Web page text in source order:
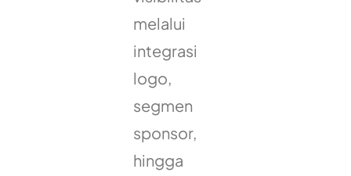
melalui
integrasi
logo,
segmen
sponsor,
hingga